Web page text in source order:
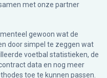
met onze partner
gewoon wat de
door simpel te zeggen wat
voetbal statistieken, de
data en nog meer
toe te kunnen passen.